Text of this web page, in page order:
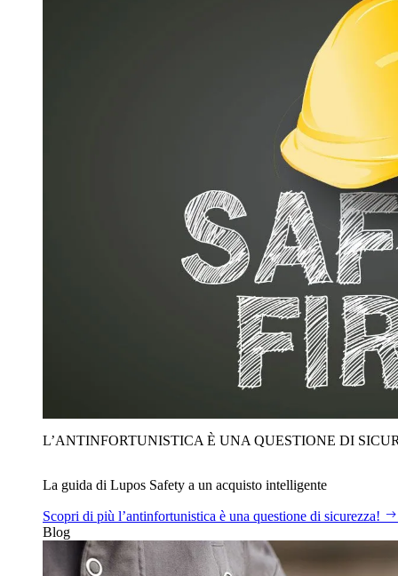
L’ANTINFORTUNISTICA È UNA QUESTIONE DI
La guida di Lupos Safety a un acquisto intelligente
Scopri di più l’antinfortunistica è una questione di sicurezza!
Blog